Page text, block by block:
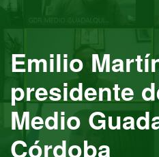
Emilio
presidente
Medio
Córdoba